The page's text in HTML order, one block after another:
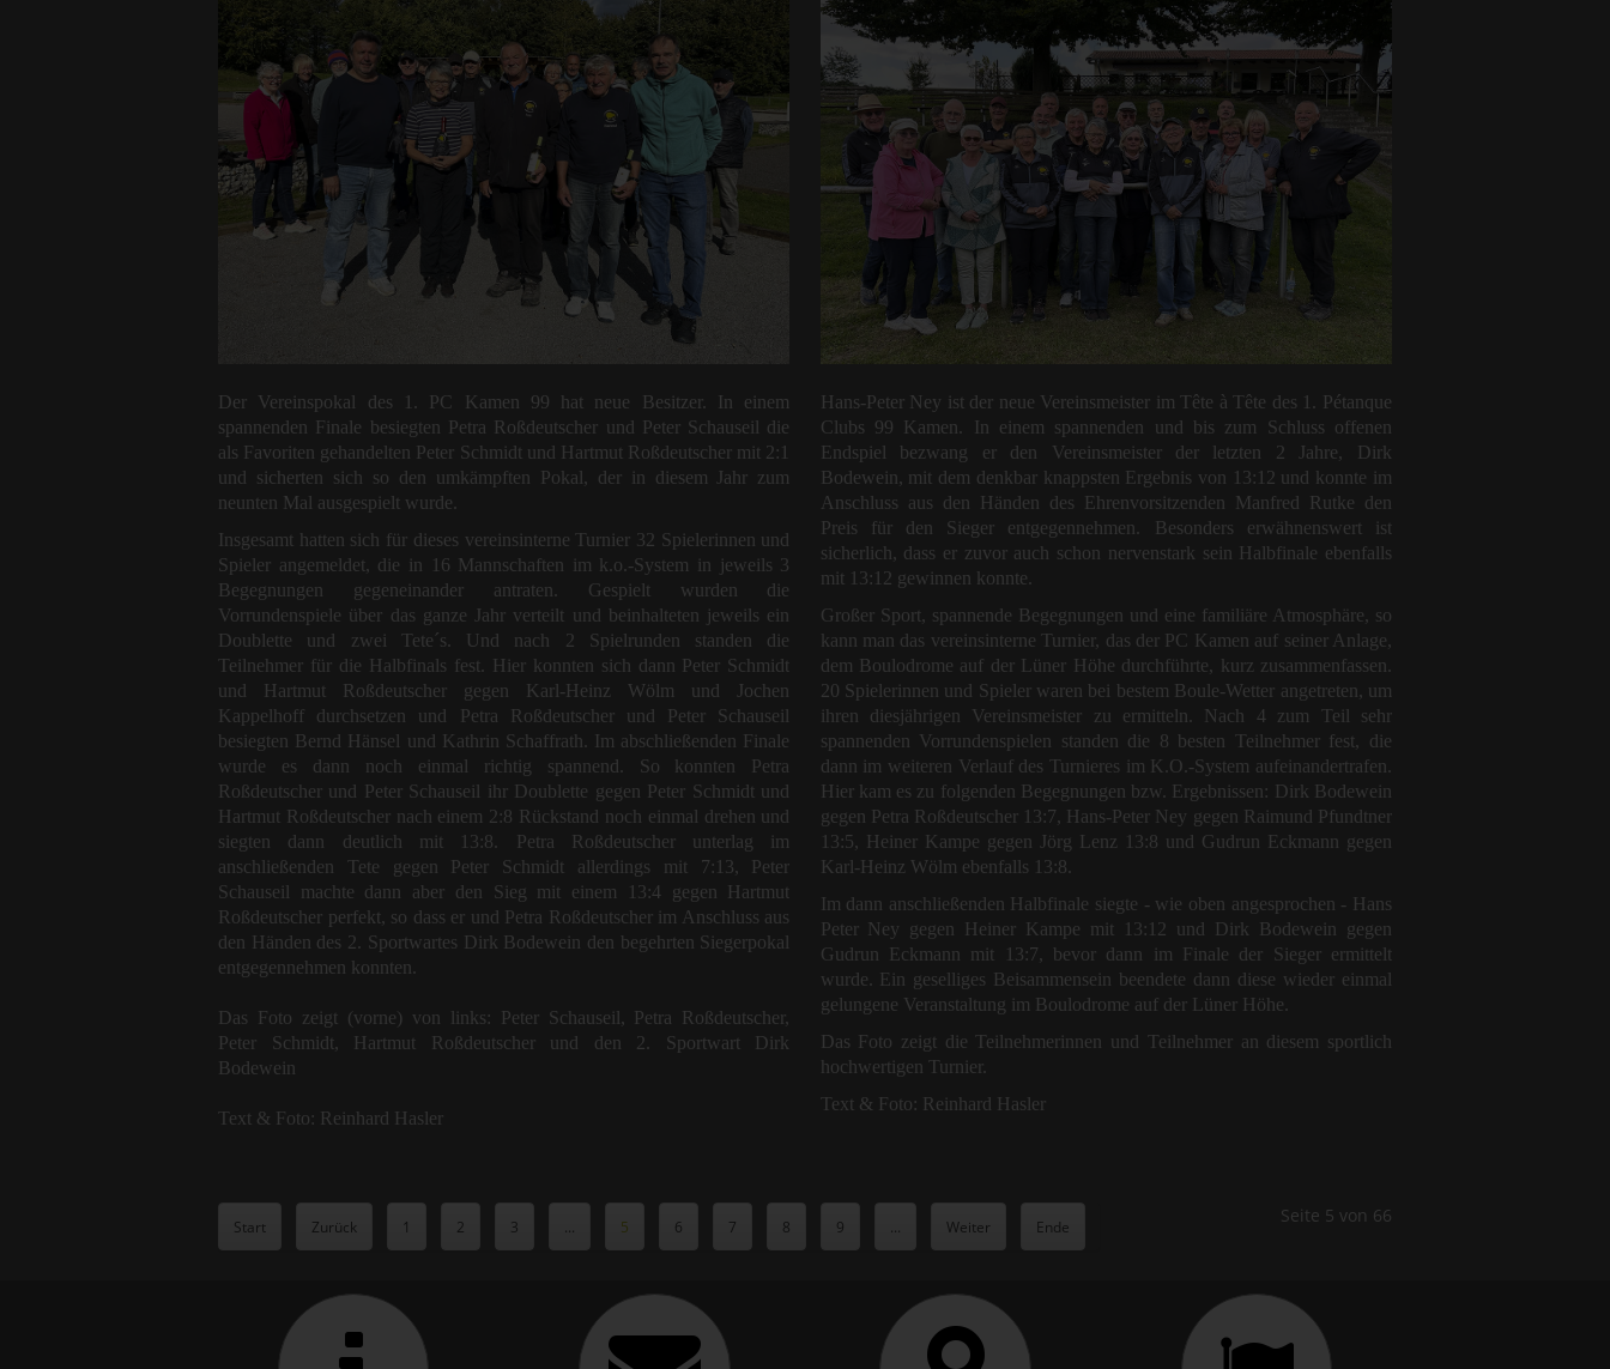
Der Vereinspokal des 1. PC Kamen 99 hat neue Besitzer. In einem
spannenden Finale besiegten Petra Roßdeutscher und Peter Schauseil die
als Favoriten gehandelten Peter Schmidt und Hartmut Roßdeutscher mit 2:1
und sicherten sich so den umkämpften Pokal, der in diesem Jahr zum
neunten Mal ausgespielt wurde.
Insgesamt hatten sich für dieses vereinsinterne Turnier 32 Spielerinnen und
Spieler angemeldet, die in 16 Mannschaften im k.o.-System in jeweils 3
Begegnungen gegeneinander antraten. Gespielt wurden die
Vorrundenspiele über das ganze Jahr verteilt und beinhalteten jeweils ein
Doublette und zwei Tete´s. Und nach 2 Spielrunden standen die
Teilnehmer für die Halbfinals fest. Hier konnten sich dann Peter Schmidt
und Hartmut Roßdeutscher gegen Karl-Heinz Wölm und Jochen
Kappelhoff durchsetzen und Petra Roßdeutscher und Peter Schauseil
besiegten Bernd Hänsel und Kathrin Schaffrath. Im abschließenden Finale
wurde es dann noch einmal richtig spannend. So konnten Petra
Roßdeutscher und Peter Schauseil ihr Doublette gegen Peter Schmidt und
Hartmut Roßdeutscher nach einem 2:8 Rückstand noch einmal drehen und
siegten dann deutlich mit 13:8. Petra Roßdeutscher unterlag im
anschließenden Tete gegen Peter Schmidt allerdings mit 7:13, Peter
Schauseil machte dann aber den Sieg mit einem 13:4 gegen Hartmut
Roßdeutscher perfekt, so dass er und Petra Roßdeutscher im Anschluss aus
den Händen des 2. Sportwartes Dirk Bodewein den begehrten Siegerpokal
entgegennehmen konnten.
Das Foto zeigt (vorne) von links: Peter Schauseil, Petra Roßdeutscher,
Peter Schmidt, Hartmut Roßdeutscher und den 2. Sportwart Dirk
Bodewein
Text & Foto: Reinhard Hasler
Hans-Peter Ney ist der neue Vereinsmeister im Tête à Tête des 1. Pétanque
Clubs 99 Kamen. In einem spannenden und bis zum Schluss offenen
Endspiel bezwang er den Vereinsmeister der letzten 2 Jahre, Dirk
Bodewein, mit dem denkbar knappsten Ergebnis von 13:12 und konnte im
Anschluss aus den Händen des Ehrenvorsitzenden Manfred Rutke den
Preis für den Sieger entgegennehmen. Besonders erwähnenswert ist
sicherlich, dass er zuvor auch schon nervenstark sein Halbfinale ebenfalls
mit 13:12 gewinnen konnte.
Großer Sport, spannende Begegnungen und eine familiäre Atmosphäre, so
kann man das vereinsinterne Turnier, das der PC Kamen auf seiner Anlage,
dem Boulodrome auf der Lüner Höhe durchführte, kurz zusammenfassen.
20 Spielerinnen und Spieler waren bei bestem Boule-Wetter angetreten, um
ihren diesjährigen Vereinsmeister zu ermitteln. Nach 4 zum Teil sehr
spannenden Vorrundenspielen standen die 8 besten Teilnehmer fest, die
dann im weiteren Verlauf des Turnieres im K.O.-System aufeinandertrafen.
Hier kam es zu folgenden Begegnungen bzw. Ergebnissen: Dirk Bodewein
gegen Petra Roßdeutscher 13:7, Hans-Peter Ney gegen Raimund Pfundtner
13:5, Heiner Kampe gegen Jörg Lenz 13:8 und Gudrun Eckmann gegen
Karl-Heinz Wölm ebenfalls 13:8.
Im dann anschließenden Halbfinale siegte - wie oben angesprochen - Hans
Peter Ney gegen Heiner Kampe mit 13:12 und Dirk Bodewein gegen
Gudrun Eckmann mit 13:7, bevor dann im Finale der Sieger ermittelt
wurde. Ein geselliges Beisammensein beendete dann diese wieder einmal
gelungene Veranstaltung im Boulodrome auf der Lüner Höhe.
Das Foto zeigt die Teilnehmerinnen und Teilnehmer an diesem sportlich
hochwertigen Turnier.
Text & Foto: Reinhard Hasler
Seite 5 von 66
Start Zurück 1 2 3 ... 5 6 7 8 9 ... Weiter Ende